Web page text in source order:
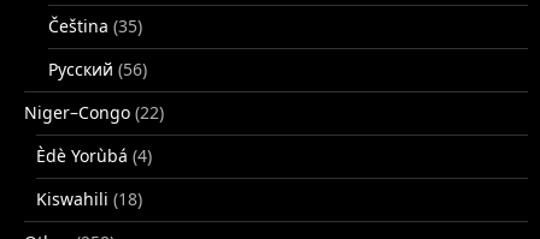
Čeština (35)
Русский (56)
Niger–Congo (22)
Èdè Yorùbá (4)
Kiswahili (18)